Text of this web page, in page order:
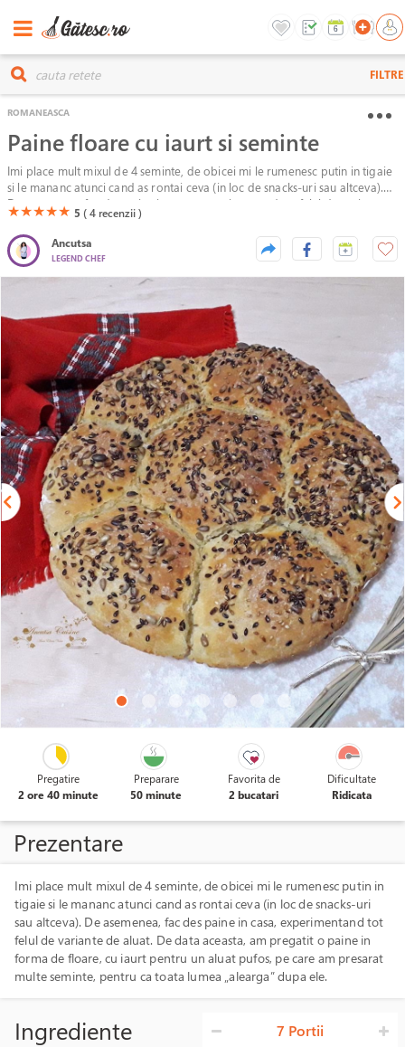
FILTRE
ROMANEASCA
Paine floare cu iaurt si seminte
Imi place mult mixul de 4 seminte, de obicei mi le rumenesc putin in tigaie
si le mananc atunci cand as rontai ceva (in loc de snacks-uri sau altceva).
De asemenea, fac des paine in casa, experimentand tot felul de variante
de aluat. De data aceasta, am pregatit o paine in forma de floare, cu iaurt
pentru un aluat pufos, pe care am presarat multe seminte, pentru ca toata
lumea „alearga” dupa ele.
(*)
★(*)
★(*)
★(*)
★(*)
★ 5 ( 4 recenzii )
Ancutsa
LEGEND CHEF
Pregatire
2 ore 40 minute
Preparare
50 minute
Favorita de
2 bucatari
Dificultate
Ridicata
Prezentare
Imi place mult mixul de 4 seminte, de obicei mi le rumenesc putin in
tigaie si le mananc atunci cand as rontai ceva (in loc de snacks-uri
sau altceva). De asemenea, fac des paine in casa, experimentand tot
felul de variante de aluat. De data aceasta, am pregatit o paine in
forma de floare, cu iaurt pentru un aluat pufos, pe care am presarat
multe seminte, pentru ca toata lumea „alearga” dupa ele.
Ingrediente 7 Portii